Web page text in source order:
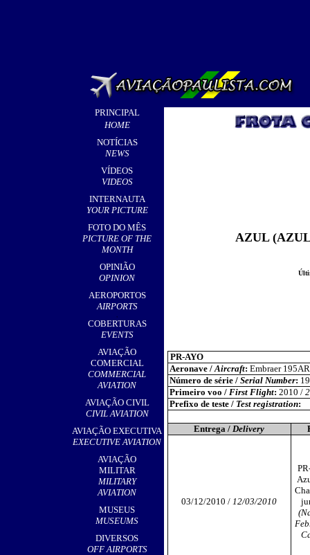
PRINCIPAL
HOME
NOTÍCIAS
NEWS
VÍDEOS
VIDEOS
INTERNAUTA
YOUR PICTURE
FOTO DO MÊS
PICTURE OF THE
MONTH
OPINIÃO
OPINION
AEROPORTOS
AIRPORTS
,
COBERTURAS
EVENTS
AVIAÇÃO
COMERCIAL
COMMERCIAL
AVIATION
AVIAÇÃO CIVIL
CIVIL AVIATION
AVIAÇÃO EXECUTIVA
EXECUTIVE AVIATION
AVIAÇÃO
MILITAR
MILITARY
AVIATION
MUSEUS
MUSEUMS
DIVERSOS
OFF AIRPORTS
AZUL
PR-AYO
Aeronave /Aircraft: Embraer
Número de série / Serial Number:
Primeiro voo / First Flight: 2010 /
Prefixo de teste /Test registration:
Entrega / Delivery
03/12/2010 / 12/03/2010